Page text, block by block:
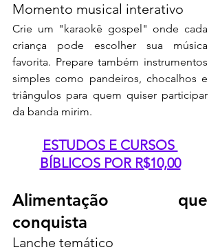
Momento musical interativo
Crie um "karaokê gospel" onde cada
criança pode escolher sua música
favorita. Prepare também instrumentos
simples como pandeiros, chocalhos e
triângulos para quem quiser participar
da banda mirim.
ESTUDOS E CURSOS
BÍBLICOS POR R$10,00
Alimentação que
conquista
Lanche temático